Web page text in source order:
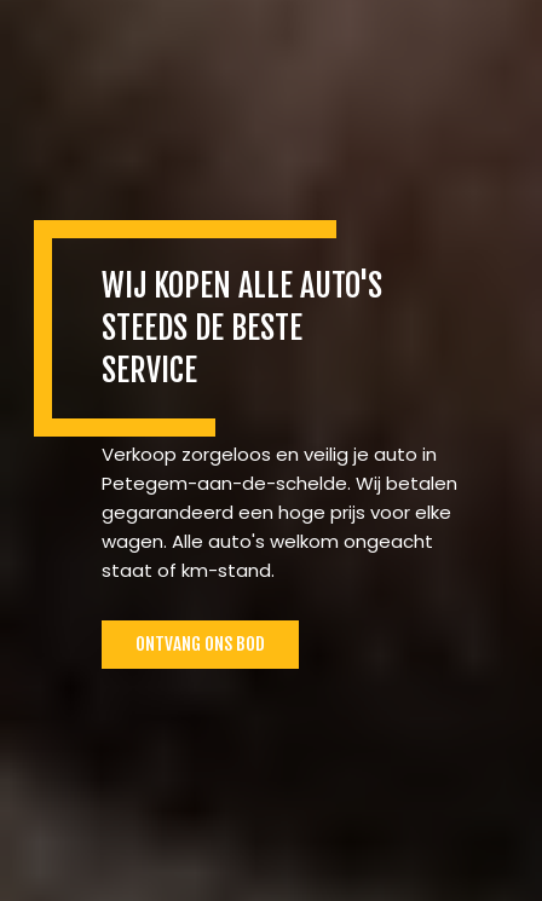
WIJ KOPEN ALLE AUTO'S
STEEDS DE BESTE
SERVICE
Verkoop zorgeloos en veilig je auto in
Petegem-aan-de-schelde. Wij betalen
gegarandeerd een hoge prijs voor elke
wagen. Alle auto's welkom ongeacht
staat of km-stand.
ONTVANG ONS BOD